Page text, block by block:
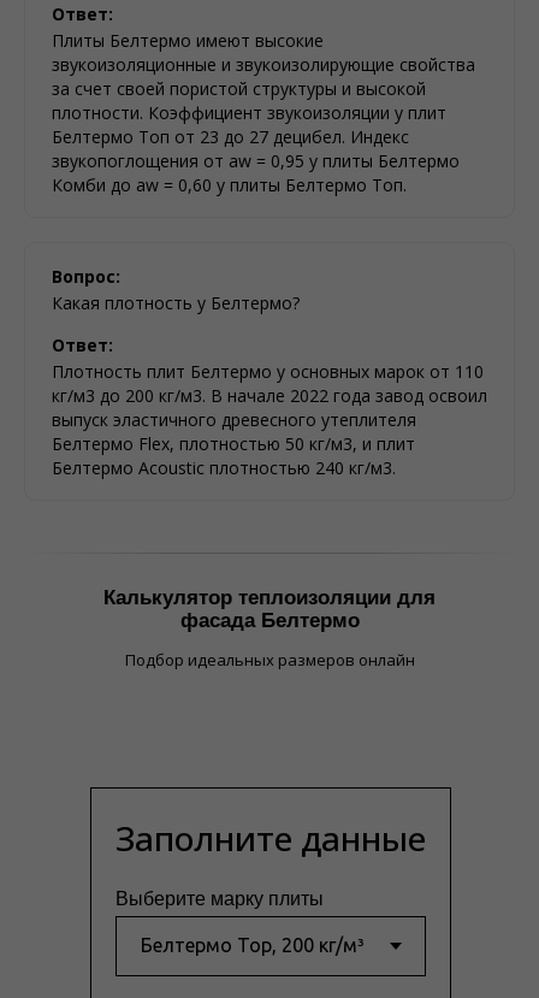
Ответ:
Плиты Белтермо имеют высокие
звукоизоляционные и звукоизолирующие свойства
за счет своей пористой структуры и высокой
плотности. Коэффициент звукоизоляции у плит
Белтермо Топ от 23 до 27 децибел. Индекс
звукопоглощения от aw = 0,95 у плиты Белтермо
Комби до aw = 0,60 у плиты Белтермо Топ.
Вопрос:
Какая плотность у Белтермо?
Ответ:
Плотность плит Белтермо у основных марок от 110
кг/м3 до 200 кг/м3. В начале 2022 года завод освоил
выпуск эластичного древесного утеплителя
Белтермо Flex, плотностью 50 кг/м3, и плит
Белтермо Acoustic плотностью 240 кг/м3.
Калькулятор теплоизоляции для
фасада Белтермо
Подбор идеальных размеров онлайн
Заполните данные
Выберите марку плиты